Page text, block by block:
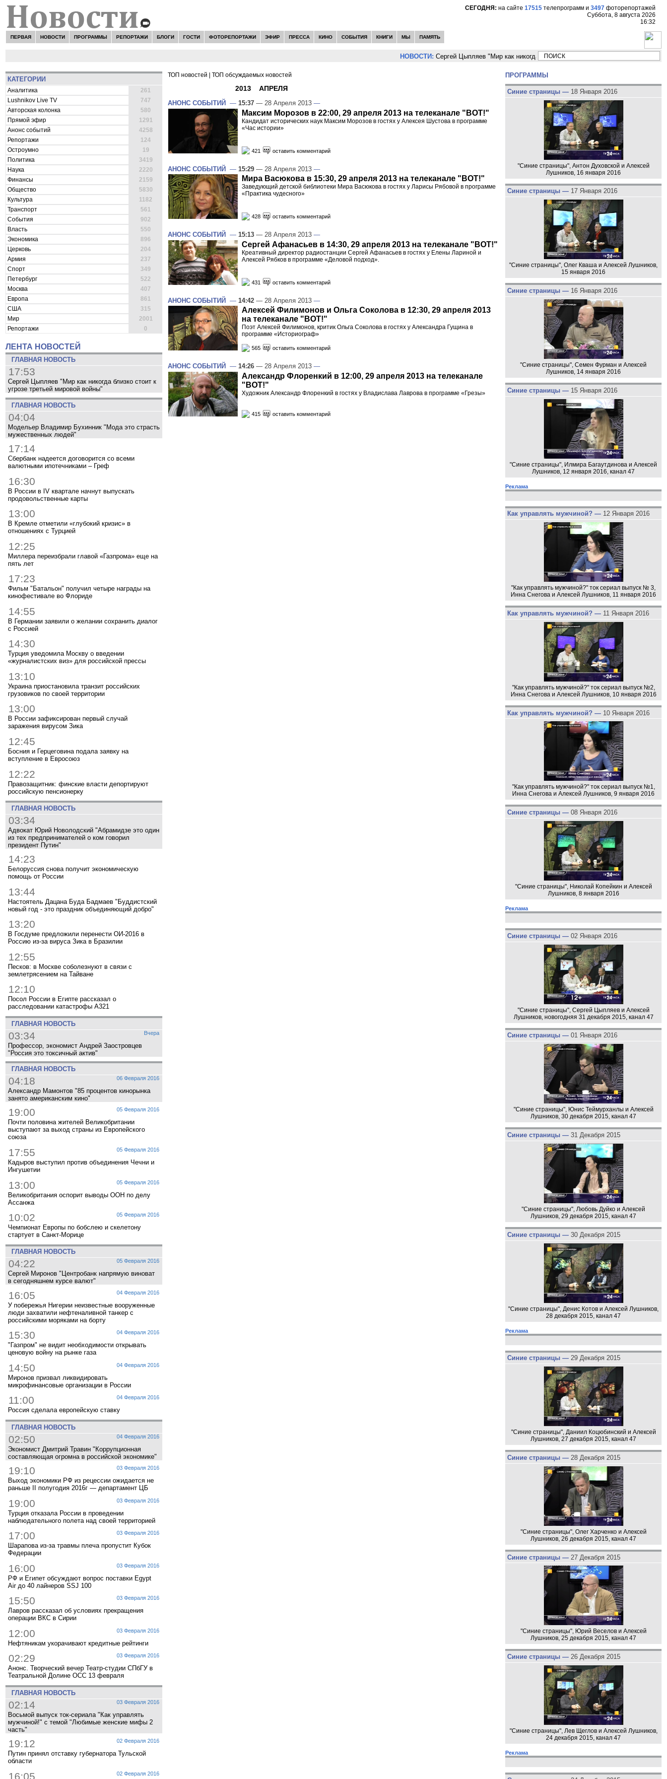
СЕГОДНЯ: на сайте 17515 телепрограмм и 3497 фоторепортажей
Суббота, 8 августа 2026
16:32
ПЕРВАЯ НОВОСТИ ПРОГРАММЫ РЕПОРТАЖИ БЛОГИ ГОСТИ ФОТОРЕПОРТАЖИ ЭФИР ПРЕССА КИНО СОБЫТИЯ КНИГИ МЫ ПАМЯТЬ
НОВОСТИ: Сергей Цыпляев "Мир как никогда близко стоит к угрозе третьей мировой войны"
КАТЕГОРИИ
Аналитика
261
Lushnikov Live TV
747
Авторская колонка
580
Прямой эфир
1291
Анонс событий
4258
Репортажи
124
Остроумно
19
Политика
3419
Наука
2220
Финансы
2159
Общество
5830
Культура
1182
Транспорт
561
События
902
Власть
550
Экономика
896
Церковь
204
Армия
237
Спорт
349
Петербург
522
Москва
407
Европа
861
США
315
Мир
2001
Репортажи
0
ЛЕНТА НОВОСТЕЙ
ГЛАВНАЯ НОВОСТЬ
17:53
Сергей Цыпляев "Мир как никогда близко стоит к
угрозе третьей мировой войны"
ГЛАВНАЯ НОВОСТЬ
04:04
Модельер Владимир Бухинник "Мода это страсть
мужественных людей"
17:14
Сбербанк надеется договорится со всеми
валютными ипотечниками – Греф
16:30
В России в IV квартале начнут выпускать
продовольственные карты
13:00
В Кремле отметили «глубокий кризис» в
отношениях с Турцией
12:25
Миллера переизбрали главой «Газпрома» еще на
пять лет
17:23
Фильм "Батальон" получил четыре награды на
кинофестивале во Флориде
14:55
В Германии заявили о желании сохранить диалог
с Россией
14:30
Турция уведомила Москву о введении
«журналистских виз» для российской прессы
13:10
Украина приостановила транзит российских
грузовиков по своей территории
13:00
В России зафиксирован первый случай
заражения вирусом Зика
12:45
Босния и Герцеговина подала заявку на
вступление в Евросоюз
12:22
Правозащитник: финские власти депортируют
российскую пенсионерку
ГЛАВНАЯ НОВОСТЬ
03:34
Адвокат Юрий Новолодский "Абрамидзе это один
из тех предпринимателей о ком говорил
президент Путин"
14:23
Белоруссия снова получит экономическую
помощь от России
13:44
Настоятель Дацана Буда Бадмаев "Буддистский
новый год - это праздник объединяющий добро"
13:20
В Госдуме предложили перенести ОИ-2016 в
Россию из-за вируса Зика в Бразилии
12:55
Песков: в Москве соболезнуют в связи с
землетрясением на Тайване
12:10
Посол России в Египте рассказал о
расследовании катастрофы A321
ГЛАВНАЯ НОВОСТЬ
Вчера
03:34
Профессор, экономист Андрей Заостровцев
"Россия это токсичный актив"
ГЛАВНАЯ НОВОСТЬ
06 Февраля 2016
04:18
Александр Мамонтов "85 процентов кинорынка
занято американским кино"
05 Февраля 2016
19:00
Почти половина жителей Великобритании
выступают за выход страны из Европейского
союза
05 Февраля 2016
17:55
Кадыров выступил против объединения Чечни и
Ингушетии
05 Февраля 2016
13:00
Великобритания оспорит выводы ООН по делу
Ассанжа
05 Февраля 2016
10:02
Чемпионат Европы по бобслею и скелетону
стартует в Санкт-Морице
ГЛАВНАЯ НОВОСТЬ
05 Февраля 2016
04:22
Сергей Миронов "Центробанк напрямую виноват
в сегодняшнем курсе валют"
04 Февраля 2016
16:05
У побережья Нигерии неизвестные вооруженные
люди захватили нефтеналивной танкер с
российскими моряками на борту
04 Февраля 2016
15:30
"Газпром" не видит необходимости открывать
ценовую войну на рынке газа
04 Февраля 2016
14:50
Миронов призвал ликвидировать
микрофинансовые организации в России
04 Февраля 2016
11:00
Россия сделала европейскую ставку
ГЛАВНАЯ НОВОСТЬ
04 Февраля 2016
02:50
Экономист Дмитрий Травин "Коррупционная
составляющая огромна в российской экономике"
03 Февраля 2016
19:10
Выход экономики РФ из рецессии ожидается не
раньше II полугодия 2016г — департамент ЦБ
03 Февраля 2016
19:00
Турция отказала России в проведении
наблюдательного полета над своей территорией
03 Февраля 2016
17:00
Шарапова из-за травмы плеча пропустит Кубок
Федерации
03 Февраля 2016
16:00
РФ и Египет обсуждают вопрос поставки Egypt
Air до 40 лайнеров SSJ 100
03 Февраля 2016
15:50
Лавров рассказал об условиях прекращения
операции ВКС в Сирии
03 Февраля 2016
12:00
Нефтяникам укорачивают кредитные рейтинги
03 Февраля 2016
02:29
Анонс. Творческий вечер Театр-студии СПбГУ в
Театральной Долине ОСС 13 февраля
ГЛАВНАЯ НОВОСТЬ
03 Февраля 2016
02:14
Восьмой выпуск ток-сериала "Как управлять
мужчиной!" с темой "Любимые женские мифы 2
часть"
02 Февраля 2016
19:12
Путин принял отставку губернатора Тульской
области
02 Февраля 2016
16:05
ТОП новостей ТОП обсуждаемых новостей
2013 АПРЕЛЯ
АНОНС СОБЫТИЙ — 15:37 — 28 Апреля 2013 —
Максим Морозов в 22:00, 29 апреля 2013 на телеканале "ВОТ!"
Кандидат исторических наук Максим Морозов в гостях у Алексея Шустова в программе
«Час истории»
421 оставить комментарий
АНОНС СОБЫТИЙ — 15:29 — 28 Апреля 2013 —
Мира Васюкова в 15:30, 29 апреля 2013 на телеканале "ВОТ!"
Заведующий детской библиотеки Мира Васюкова в гостях у Ларисы Рябовой в программе
«Практика чудесного»
428 оставить комментарий
АНОНС СОБЫТИЙ — 15:13 — 28 Апреля 2013 —
Сергей Афанасьев в 14:30, 29 апреля 2013 на телеканале "ВОТ!"
Креативный директор радиостанции Сергей Афанасьев в гостях у Елены Лариной и
Алексей Рябков в программе «Деловой подход».
431 оставить комментарий
АНОНС СОБЫТИЙ — 14:42 — 28 Апреля 2013 —
Алексей Филимонов и Ольга Соколова в 12:30, 29 апреля 2013
на телеканале "ВОТ!"
Поэт Алексей Филимонов, критик Ольга Соколова в гостях у Александра Гущина в
программе «Историограф»
565 оставить комментарий
АНОНС СОБЫТИЙ — 14:26 — 28 Апреля 2013 —
Александр Флоренкий в 12:00, 29 апреля 2013 на телеканале
"ВОТ!"
Художник Александр Флоренкий в гостях у Владислава Лаврова в программе «Грезы»
415 оставить комментарий
ПРОГРАММЫ
Синие страницы — 18 Января 2016
"Синие страницы", Антон Духовской и Алексей
Лушников, 16 января 2016
Синие страницы — 17 Января 2016
"Синие страницы", Олег Кваша и Алексей Лушников,
15 января 2016
Синие страницы — 16 Января 2016
"Синие страницы", Семен Фурман и Алексей
Лушников, 14 января 2016
Синие страницы — 15 Января 2016
"Синие страницы", Илмира Багаутдинова и Алексей
Лушников, 12 января 2016, канал 47
Реклама
Как управлять мужчиной? — 12 Января 2016
"Как управлять мужчиной?" ток сериал выпуск № 3,
Инна Снегова и Алексей Лушников, 11 января 2016
Как управлять мужчиной? — 11 Января 2016
"Как управлять мужчиной?" ток сериал выпуск №2,
Инна Снегова и Алексей Лушников, 10 января 2016
Как управлять мужчиной? — 10 Января 2016
"Как управлять мужчиной?" ток сериал выпуск №1,
Инна Снегова и Алексей Лушников, 9 января 2016
Синие страницы — 08 Января 2016
"Синие страницы", Николай Копейкин и Алексей
Лушников, 8 января 2016
Реклама
Синие страницы — 02 Января 2016
"Синие страницы", Сергей Цыпляев и Алексей
Лушников, новогодняя 31 декабря 2015, канал 47
Синие страницы — 01 Января 2016
"Синие страницы", Юнис Теймурханлы и Алексей
Лушников, 30 декабря 2015, канал 47
Синие страницы — 31 Декабря 2015
"Синие страницы", Любовь Дуйко и Алексей
Лушников, 29 декабря 2015, канал 47
Синие страницы — 30 Декабря 2015
"Синие страницы", Денис Котов и Алексей Лушников,
28 декабря 2015, канал 47
Реклама
Синие страницы — 29 Декабря 2015
"Синие страницы", Даниил Коцюбинский и Алексей
Лушников, 27 декабря 2015, канал 47
Синие страницы — 28 Декабря 2015
"Синие страницы", Олег Харченко и Алексей
Лушников, 26 декабря 2015, канал 47
Синие страницы — 27 Декабря 2015
"Синие страницы", Юрий Веселов и Алексей
Лушников, 25 декабря 2015, канал 47
Синие страницы — 26 Декабря 2015
"Синие страницы", Лев Щеглов и Алексей Лушников,
24 декабря 2015, канал 47
Реклама